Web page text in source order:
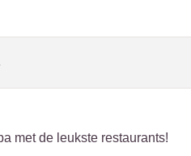
met de leukste restaurants!